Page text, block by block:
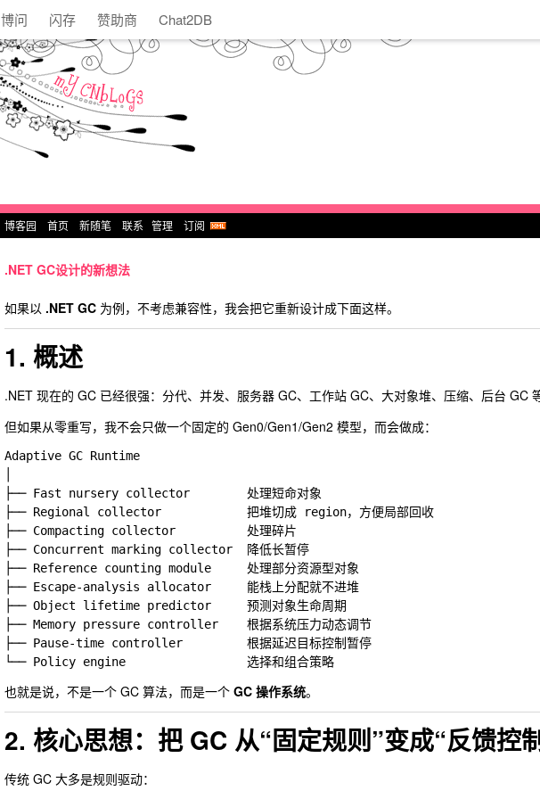
博问 闪存 赞助商 Chat2DB
博客园 首页 新随笔 联系 管理 订阅
.NET GC设计的新想法
如果以 .NET GC 为例，不考虑兼容性，我会把它重新设计成下面这样。
1. 概述
.NET 现在的 GC 已经很强：分代、并发、服务器 GC、工作站 GC、大对象堆、压缩、后台 GC
但如果从零重写，我不会只做一个固定的 Gen0/Gen1/Gen2 模型，而会做成：
Adaptive GC Runtime
├── Fast nursery collector        处理短命对象
├── Regional collector            把堆切成 region，方便局部回收
├── Compacting collector          处理碎片
├── Concurrent marking collector  降低长暂停
├── Reference counting module     处理部分资源型对象
├── Escape-analysis allocator     能栈上分配就不进堆
├── Object lifetime predictor     预测对象生命周期
├── Memory pressure controller    根据系统压力动态调节
├── Pause-time controller         根据延迟目标控制暂停
也就是说，不是一个 GC 算法，而是一个 GC 操作系统。
2. 核心思想：把 GC 从“固定规则”变成“反馈控
传统 GC 大多是规则驱动：